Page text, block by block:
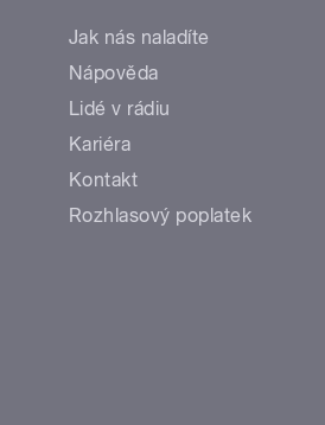
Jak nás naladíte
Nápověda
Lidé v rádiu
Kariéra
Kontakt
Rozhlasový poplatek